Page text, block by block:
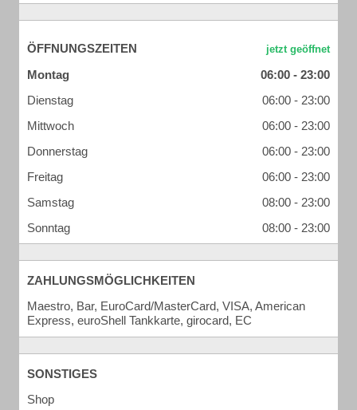
ÖFFNUNGSZEITEN
Montag
06:00 - 23:00
Dienstag
06:00 - 23:00
Mittwoch
06:00 - 23:00
Donnerstag
06:00 - 23:00
Freitag
06:00 - 23:00
Samstag
08:00 - 23:00
Sonntag
08:00 - 23:00
ZAHLUNGSMÖGLICHKEITEN
Maestro, Bar, EuroCard/MasterCard, VISA, American
Express, euroShell Tankkarte, girocard, EC
SONSTIGES
Shop